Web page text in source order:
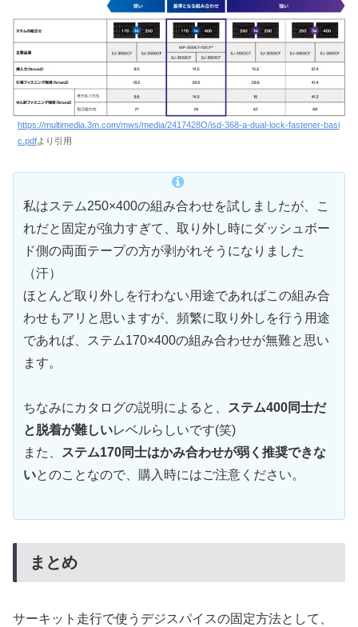
https://multimedia.3m.com/mws/media/2417428O/isd-368-a-dual-lock-fastener-basi
c.pdfより引用
私はステム250×400の組み合わせを試しましたが、こ
れだと固定が強力すぎて、取り外し時にダッシュボー
ド側の両面テープの方が剥がれそうになりました
（汗）
ほとんど取り外しを行わない用途であればこの組み合
わせもアリと思いますが、頻繁に取り外しを行う用途
であれば、ステム170×400の組み合わせが無難と思い
ます。
ちなみにカタログの説明によると、
ステム400同士だ
と脱着が難しいレベルらしいです(笑)
また、
ステム170同士はかみ合わせが弱く推奨できな
いとのことなので、購入時にはご注意ください。
まとめ
サーキット走行で使うデジスパイスの固定方法として、